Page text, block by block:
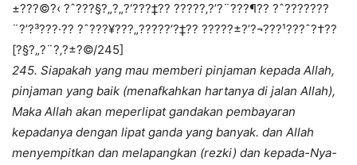
±???©?‹ ?ˆ???§?„?„?‘???‡?? ?????‚?’?¨???¶?? ?ˆ???????
¨?’?³???·?? ?ˆ???¥???„?????’?‡?? ?????±?’?¬???¹???ˆ?†??
[?§?„?¨?‚?±?©/245]
245. Siapakah yang mau memberi pinjaman kepada Allah,
pinjaman yang baik (menafkahkan hartanya di jalan Allah),
Maka Allah akan meperlipat gandakan pembayaran
kepadanya dengan lipat ganda yang banyak. dan Allah
menyempitkan dan melapangkan (rezki) dan kepada-Nya-